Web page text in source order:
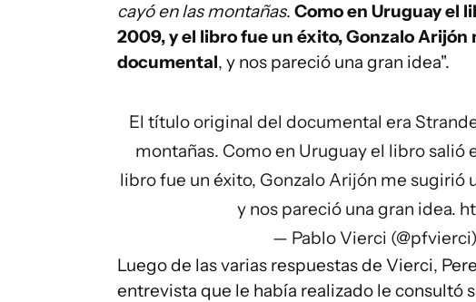
cayó en las montañas. Como en Uruguay el
2009, y el libro fue un éxito, Gonzalo
documental, y nos pareció una gran idea".
El título original del documental era
montañas. Como en Uruguay el libro
libro fue un éxito, Gonzalo Arijón me
y nos pareció una gran idea.
— Pablo Vierci (@pfvierci)
Luego de las varias respuestas de Vierci,
entrevista que le había realizado le consultó